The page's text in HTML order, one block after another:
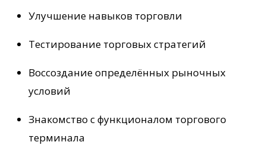
Улучшение навыков торговли
Тестирование торговых стратегий
Воссоздание определённых рыночных
условий
Знакомство с функционалом торгового
терминала